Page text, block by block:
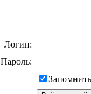
Логин:
Пароль: